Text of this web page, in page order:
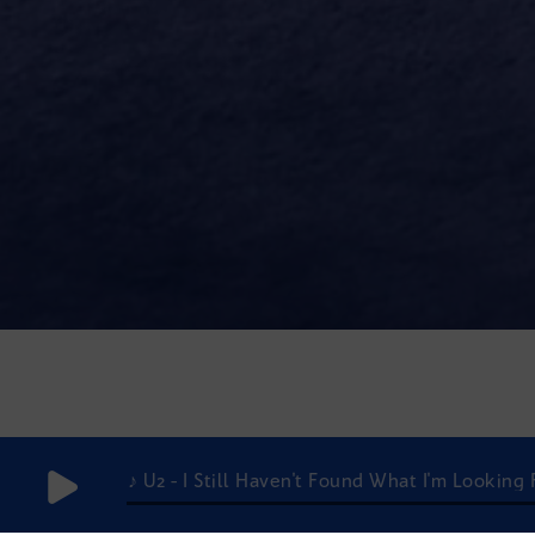
♪ U2 - I Still Haven't Found What I'm Looking